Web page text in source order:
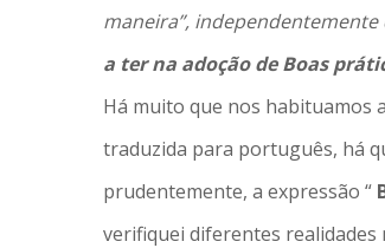
maneira”,
a ter na adoçãode Boas
Há muito que nos habituamos
traduzida para português, há
prudentemente, a expressão “
verifiquei diferentes realidades